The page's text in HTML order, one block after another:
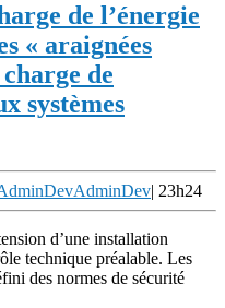
de l’énergie
« araignées
de
systèmes
AdminDev| 23h24
technique préalable. Les
des normes de sécurité